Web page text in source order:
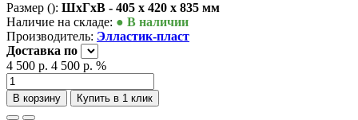
Размер (): ШxГxВ - 405 x 420 x 835 мм
Наличие на складе: ● В наличии
Производитель: Элластик-пласт
Доставка по
4 500 р. 4 500 р. %
В корзину Купить в 1 клик